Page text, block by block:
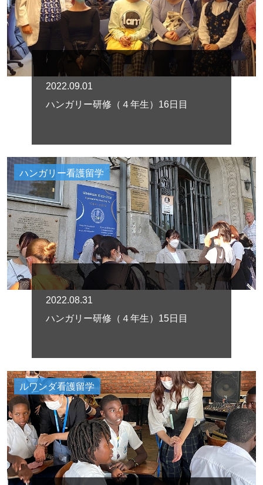
2022.09.01
ハンガリー研修（４年生）16日目
ハンガリー看護留学
2022.08.31
ハンガリー研修（４年生）15日目
ルワンダ看護留学